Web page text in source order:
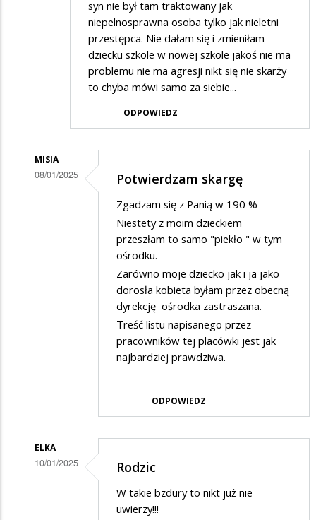
syn nie był tam traktowany jak
niepelnosprawna osoba tylko jak nieletni
przestępca. Nie dałam się i zmieniłam
dziecku szkole w nowej szkole jakoś nie ma
problemu nie ma agresji nikt się nie skarży
to chyba mówi samo za siebie...
ODPOWIEDZ
MISIA
08/01/2025 Potwierdzam skargę
Zgadzam się z Panią w 190 %
Niestety z moim dzieckiem
przeszłam to samo "piekło " w tym
ośrodku.
Zarówno moje dziecko jak i ja jako
dorosła kobieta byłam przez obecną
dyrekcję ośrodka zastraszana.
Treść listu napisanego przez
pracowników tej placówki jest jak
najbardziej prawdziwa.
ODPOWIEDZ
ELKA
10/01/2025 Rodzic
W takie bzdury to nikt już nie
uwierzy!!!